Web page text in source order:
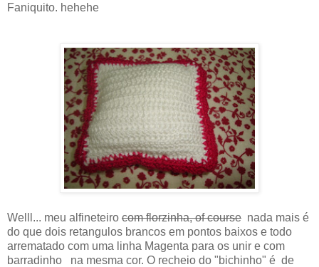
Faniquito. hehehe
Welll... meu alfineteiro com florzinha, of course nada mais é
do que dois retangulos brancos em pontos baixos e todo
arrematado com uma linha Magenta para os unir e com
barradinho na mesma cor. O recheio do "bichinho" é de